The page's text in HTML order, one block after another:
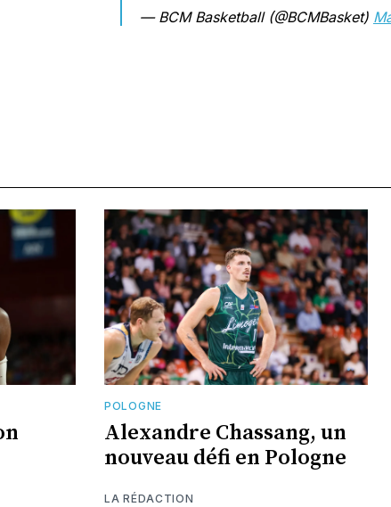
— BCM Basketball (@BCMBasket)
POLOGNE
Alexandre Chassang, un
nouveau défi en Pologne
LA RÉDACTION